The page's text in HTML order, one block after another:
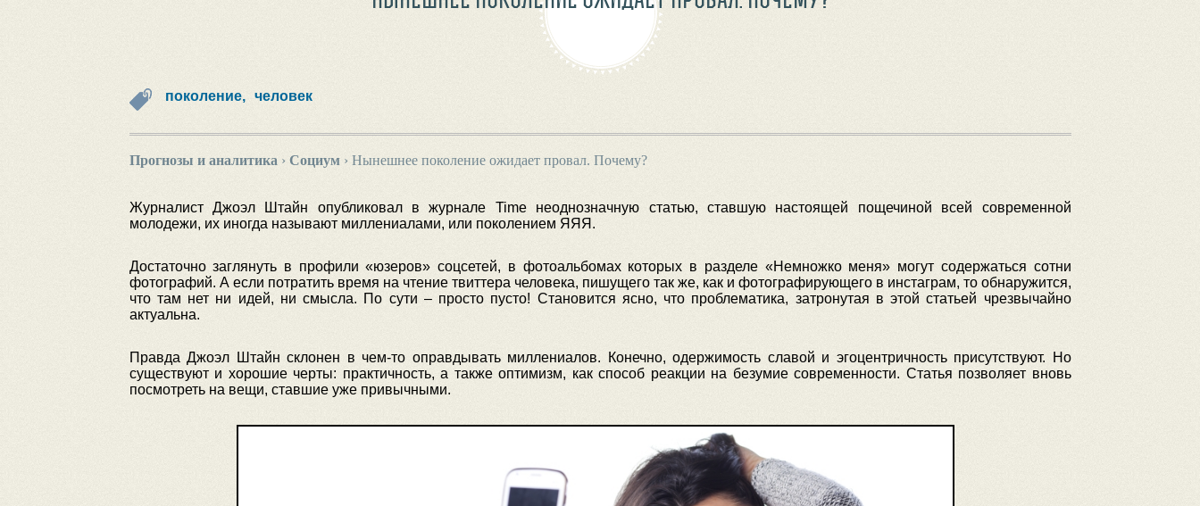
поколение, человек
Прогнозы и аналитика › Социум› Нынешнее поколение ожидает провал. Почему?
Журналист Джоэл Штайн опубликовал в журнале Time неоднозначную статью, ставшую настоящей пощечиной всей современной
молодежи, их иногда называют миллениалами, или поколением ЯЯЯ.
Достаточно заглянуть в профили «юзеров» соцсетей, в фотоальбомах которых в разделе «Немножко меня» могут содержаться сотни
фотографий. А если потратить время на чтение твиттера человека, пишущего так же, как и фотографирующего в инстаграм, то обнаружится,
что там нет ни идей, ни смысла. По сути – просто пусто! Становится ясно, что проблематика, затронутая в этой статьей чрезвычайно
актуальна.
Правда Джоэл Штайн склонен в чем-то оправдывать миллениалов. Конечно, одержимость славой и эгоцентричность присутствуют. Но
существуют и хорошие черты: практичность, а также оптимизм, как способ реакции на безумие современности. Статья позволяет вновь
посмотреть на вещи, ставшие уже привычными.